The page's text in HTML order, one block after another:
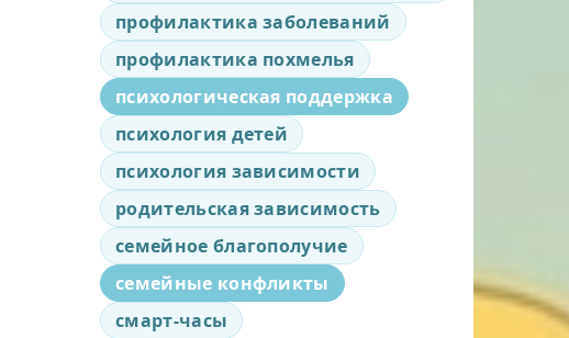
профилактика заболеваний
профилактика похмелья
психологическая поддержка
психология детей
психология зависимости
родительская зависимость
семейное благополучие
семейные конфликты
смарт-часы